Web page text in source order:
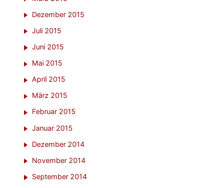
Dezember 2015
Juli 2015
Juni 2015
Mai 2015
April 2015
März 2015
Februar 2015
Januar 2015
Dezember 2014
November 2014
September 2014